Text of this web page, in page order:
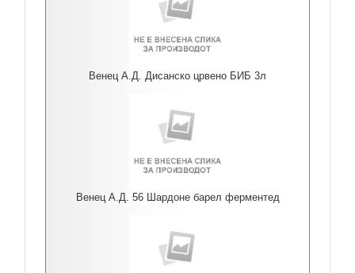
Венец А.Д. Дисанско црвено БИБ 3л
Венец А.Д. 56 Шардоне барел ферментед